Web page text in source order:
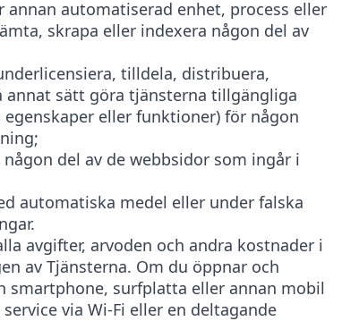
automatiserad enhet, process eller
skrapa eller indexera någon del av
tilldela, distribuera,
annat sätt göra tjänsterna tillgängliga
eller funktioner) för någon
del av de webbsidor som ingår i
automatiska medel eller under falska
avgifter, arvoden och andra kostnader i
av Tjänsterna. Om du öppnar och
smartphone, surfplatta eller annan mobil
via Wi-Fi eller en deltagande